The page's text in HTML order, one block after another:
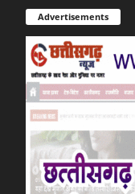
Advertisements